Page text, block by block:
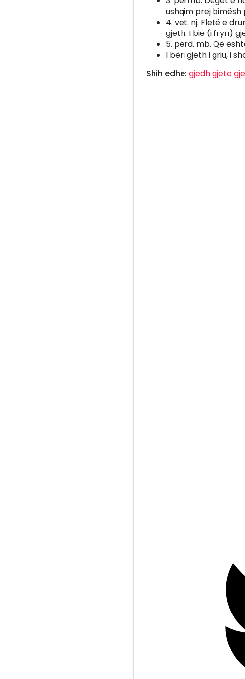
ushqim prej bimësh
4. vet. nj. Fletë e
gjeth. I bie (i fryn)
5. përd. mb. Që
I bëri gjeth i griu, i
Shih edhe: gjedhgjete